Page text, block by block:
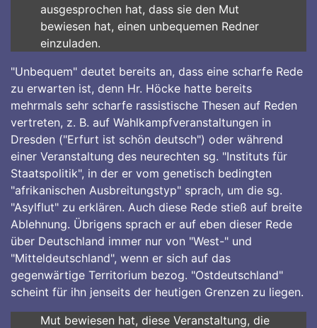
ausgesprochen hat, dass sie den Mut
bewiesen hat, einen unbequemen Redner
einzuladen.
"Unbequem" deutet bereits an, dass eine scharfe Rede
zu erwarten ist, denn Hr. Höcke hatte bereits
mehrmals sehr scharfe rassistische Thesen auf Reden
vertreten, z. B. auf Wahlkampfveranstaltungen in
Dresden ("Erfurt ist schön deutsch") oder während
einer Veranstaltung des neurechten sg. "Instituts für
Staatspolitik", in der er vom genetisch bedingten
"afrikanischen Ausbreitungstyp" sprach, um die sg.
"Asylflut" zu erklären. Auch diese Rede stieß auf breite
Ablehnung. Übrigens sprach er auf eben dieser Rede
über Deutschland immer nur von "West-" und
"Mitteldeutschland", wenn er sich auf das
gegenwärtige Territorium bezog. "Ostdeutschland"
scheint für ihn jenseits der heutigen Grenzen zu liegen.
Mut bewiesen hat, diese Veranstaltung, die